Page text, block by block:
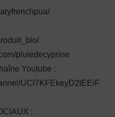
pluiedecyprine
Youtube :
UCl7KFEkeyD2tEEiF
: